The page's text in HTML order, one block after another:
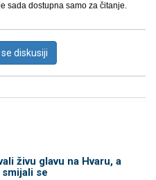
sada dostupna samo za čitanje.
diskusiji
živu glavu na Hvaru, a
se